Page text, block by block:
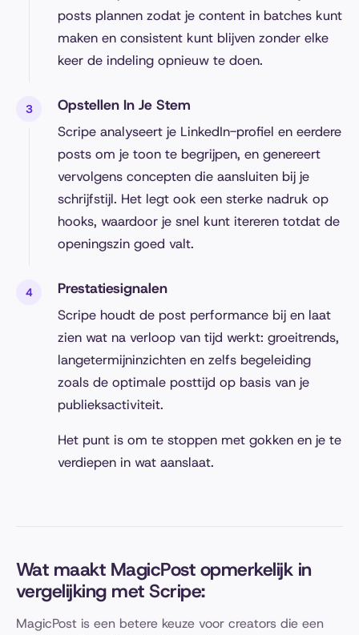
posts plannen zodat je content in batches kunt
maken en consistent kunt blijven zonder elke
keer de indeling opnieuw te doen.
Opstellen In Je Stem
Scripe analyseert je LinkedIn-profiel en eerdere
posts om je toon te begrijpen, en genereert
vervolgens concepten die aansluiten bij je
schrijfstijl. Het legt ook een sterke nadruk op
hooks, waardoor je snel kunt itereren totdat de
openingszin goed valt.
Prestatiesignalen
Scripe houdt de post performance bij en laat
zien wat na verloop van tijd werkt: groeitrends,
langetermijninzichten en zelfs begeleiding
zoals de optimale posttijd op basis van je
publieksactiviteit.
Het punt is om te stoppen met gokken en je te
verdiepen in wat aanslaat.
Wat maakt MagicPost opmerkelijk in
vergelijking met Scripe:
MagicPost is een betere keuze voor creators die een